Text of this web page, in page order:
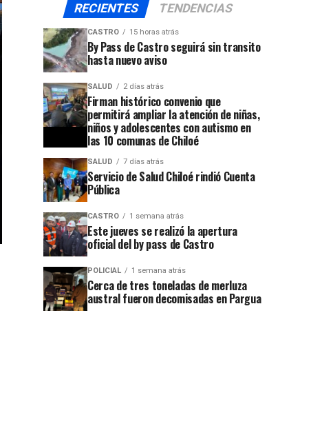
RECIENTES TENDENCIAS
CASTRO 15 horas atrás
By Pass de Castro seguirá sin transito
hasta nuevo aviso
SALUD 2 días atrás
Firman histórico convenio que
permitirá ampliar la atención de niñas,
niños y adolescentes con autismo en
las 10 comunas de Chiloé
SALUD 7 días atrás
Servicio de Salud Chiloé rindió Cuenta
Pública
CASTRO 1 semana atrás
Este jueves se realizó la apertura
oficial del by pass de Castro
POLICIAL 1 semana atrás
Cerca de tres toneladas de merluza
austral fueron decomisadas en Pargua